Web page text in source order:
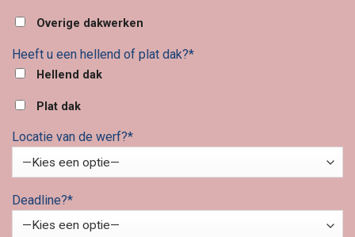
Overige dakwerken
Heeft u een hellend of plat dak?*
Hellend dak
Plat dak
Locatie van de werf?*
Deadline?*